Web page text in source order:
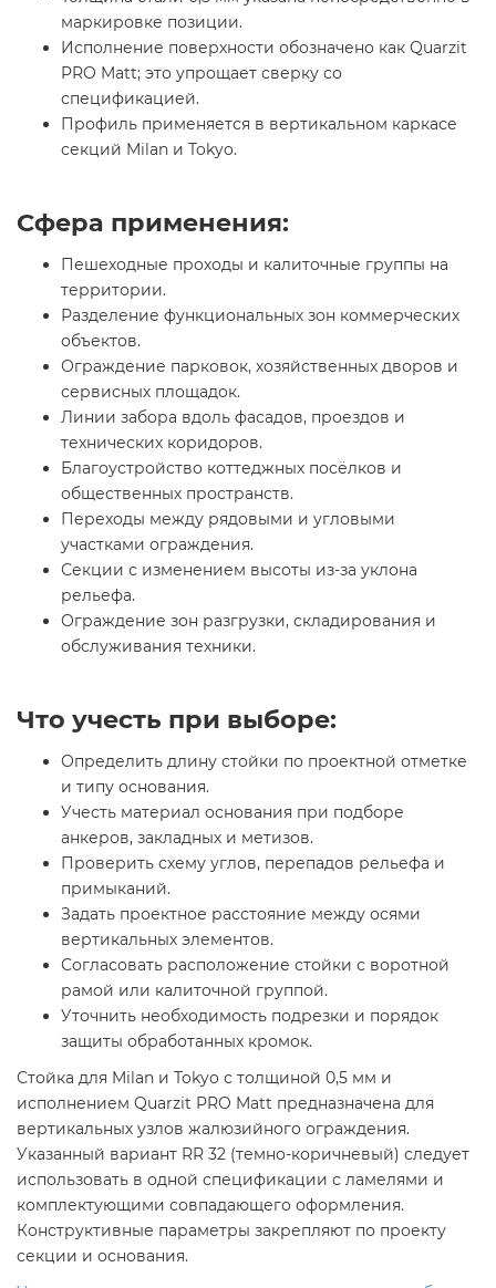
маркировке позиции.
Исполнение поверхности обозначено как Quarzit
PRO Matt; это упрощает сверку со
спецификацией.
Профиль применяется в вертикальном каркасе
секций Milan и Tokyo.
Сфера применения:
Пешеходные проходы и калиточные группы на
территории.
Разделение функциональных зон коммерческих
объектов.
Ограждение парковок, хозяйственных дворов и
сервисных площадок.
Линии забора вдоль фасадов, проездов и
технических коридоров.
Благоустройство коттеджных посёлков и
общественных пространств.
Переходы между рядовыми и угловыми
участками ограждения.
Секции с изменением высоты из-за уклона
рельефа.
Ограждение зон разгрузки, складирования и
обслуживания техники.
Что учесть при выборе:
Определить длину стойки по проектной отметке
и типу основания.
Учесть материал основания при подборе
анкеров, закладных и метизов.
Проверить схему углов, перепадов рельефа и
примыканий.
Задать проектное расстояние между осями
вертикальных элементов.
Согласовать расположение стойки с воротной
рамой или калиточной группой.
Уточнить необходимость подрезки и порядок
защиты обработанных кромок.
Стойка для Milan и Tokyo с толщиной 0,5 мм и
исполнением Quarzit PRO Matt предназначена для
вертикальных узлов жалюзийного ограждения.
Указанный вариант RR 32 (темно-коричневый) следует
использовать в одной спецификации с ламелями и
комплектующими совпадающего оформления.
Конструктивные параметры закрепляют по проекту
секции и основания.